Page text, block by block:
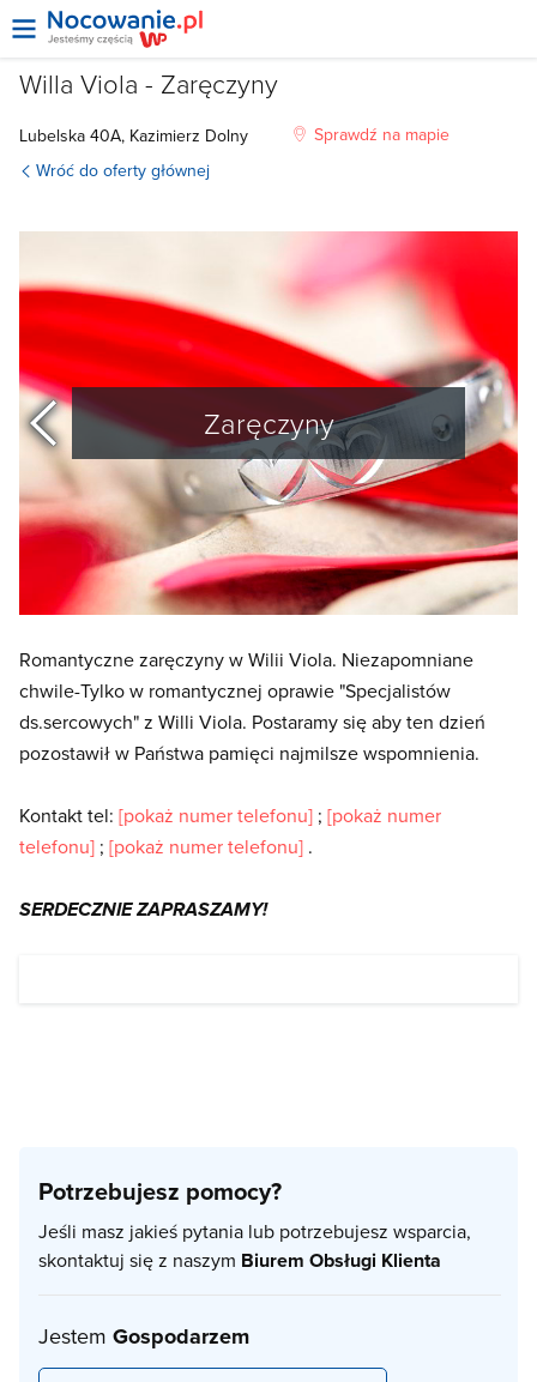
Willa Viola - Zaręczyny
Lubelska 40A, Kazimierz Dolny
Sprawdź na mapie
Wróć do oferty głównej
poprzedni
Zaręczyny
Romantyczne zaręczyny w Wilii Viola. Niezapomniane
chwile-Tylko w romantycznej oprawie "Specjalistów
ds.sercowych" z Willi Viola. Postaramy się aby ten dzień
pozostawił w Państwa pamięci najmilsze wspomnienia.
Kontakt tel: [pokaż numer telefonu] ; [pokaż numer
telefonu] ; [pokaż numer telefonu] .
SERDECZNIE ZAPRASZAMY!
Potrzebujesz pomocy?
Jeśli masz jakieś pytania lub potrzebujesz wsparcia,
skontaktuj się z naszym Biurem Obsługi Klienta
Jestem Gospodarzem